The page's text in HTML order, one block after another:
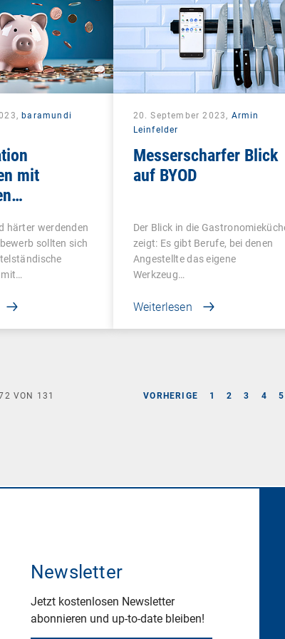
baramundi
mit
härter werdenden
sollten sich
mit…
20. September 2023, Armin
Leinfelder
Messerscharfer Blick
auf BYOD
Der Blick in die
zeigt: Es gibt Berufe, bei denen
Angestellte das eigene
Werkzeug…
Weiterlesen
VORHERIGE 1 2 3 4 5
VON 131
Newsletter
Jetzt kostenlosen Newsletter
abonnieren und up-to-date bleiben!